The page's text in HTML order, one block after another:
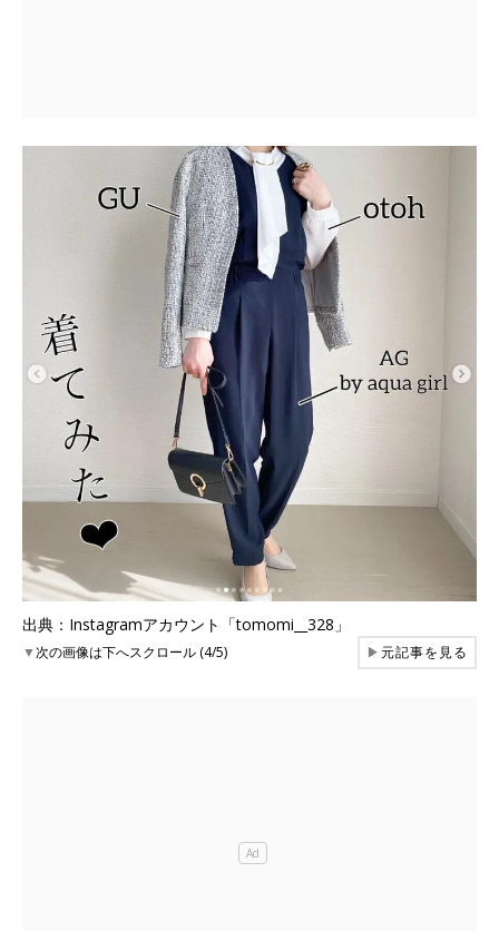
出典：Instagramアカウント「tomomi__328」
▼次の画像は下へスクロール (4/5) ▶元記事を見る